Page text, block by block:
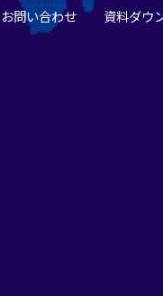
お問い合わせ 資料ダウ